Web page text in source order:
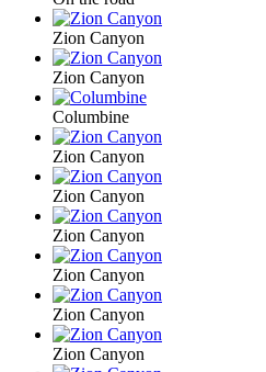
Zion Canyon
Zion Canyon
Columbine
Zion Canyon
Zion Canyon
Zion Canyon
Zion Canyon
Zion Canyon
Zion Canyon